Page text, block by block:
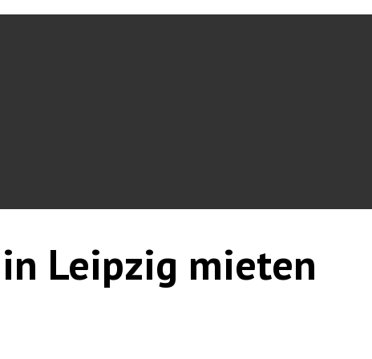
Leipzig mieten